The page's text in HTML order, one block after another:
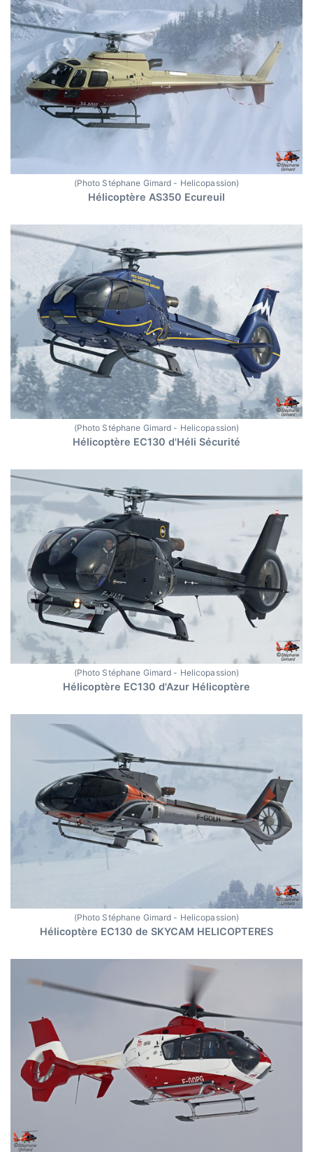
(Photo Stéphane Gimard - Helicopassion)
Hélicoptère AS350 Ecureuil
(Photo Stéphane Gimard - Helicopassion)
Hélicoptère EC130 d'Héli Sécurité
(Photo Stéphane Gimard - Helicopassion)
Hélicoptère EC130 d'Azur Hélicoptère
(Photo Stéphane Gimard - Helicopassion)
Hélicoptère EC130 de SKYCAM HELICOPTERES